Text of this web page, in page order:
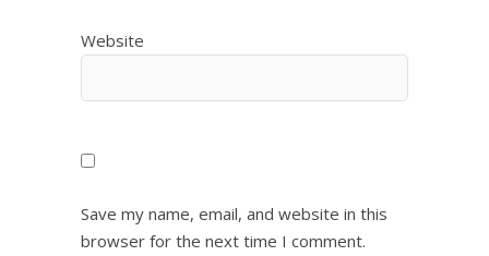
Website
Save my name, email, and website in this
browser for the next time I comment.